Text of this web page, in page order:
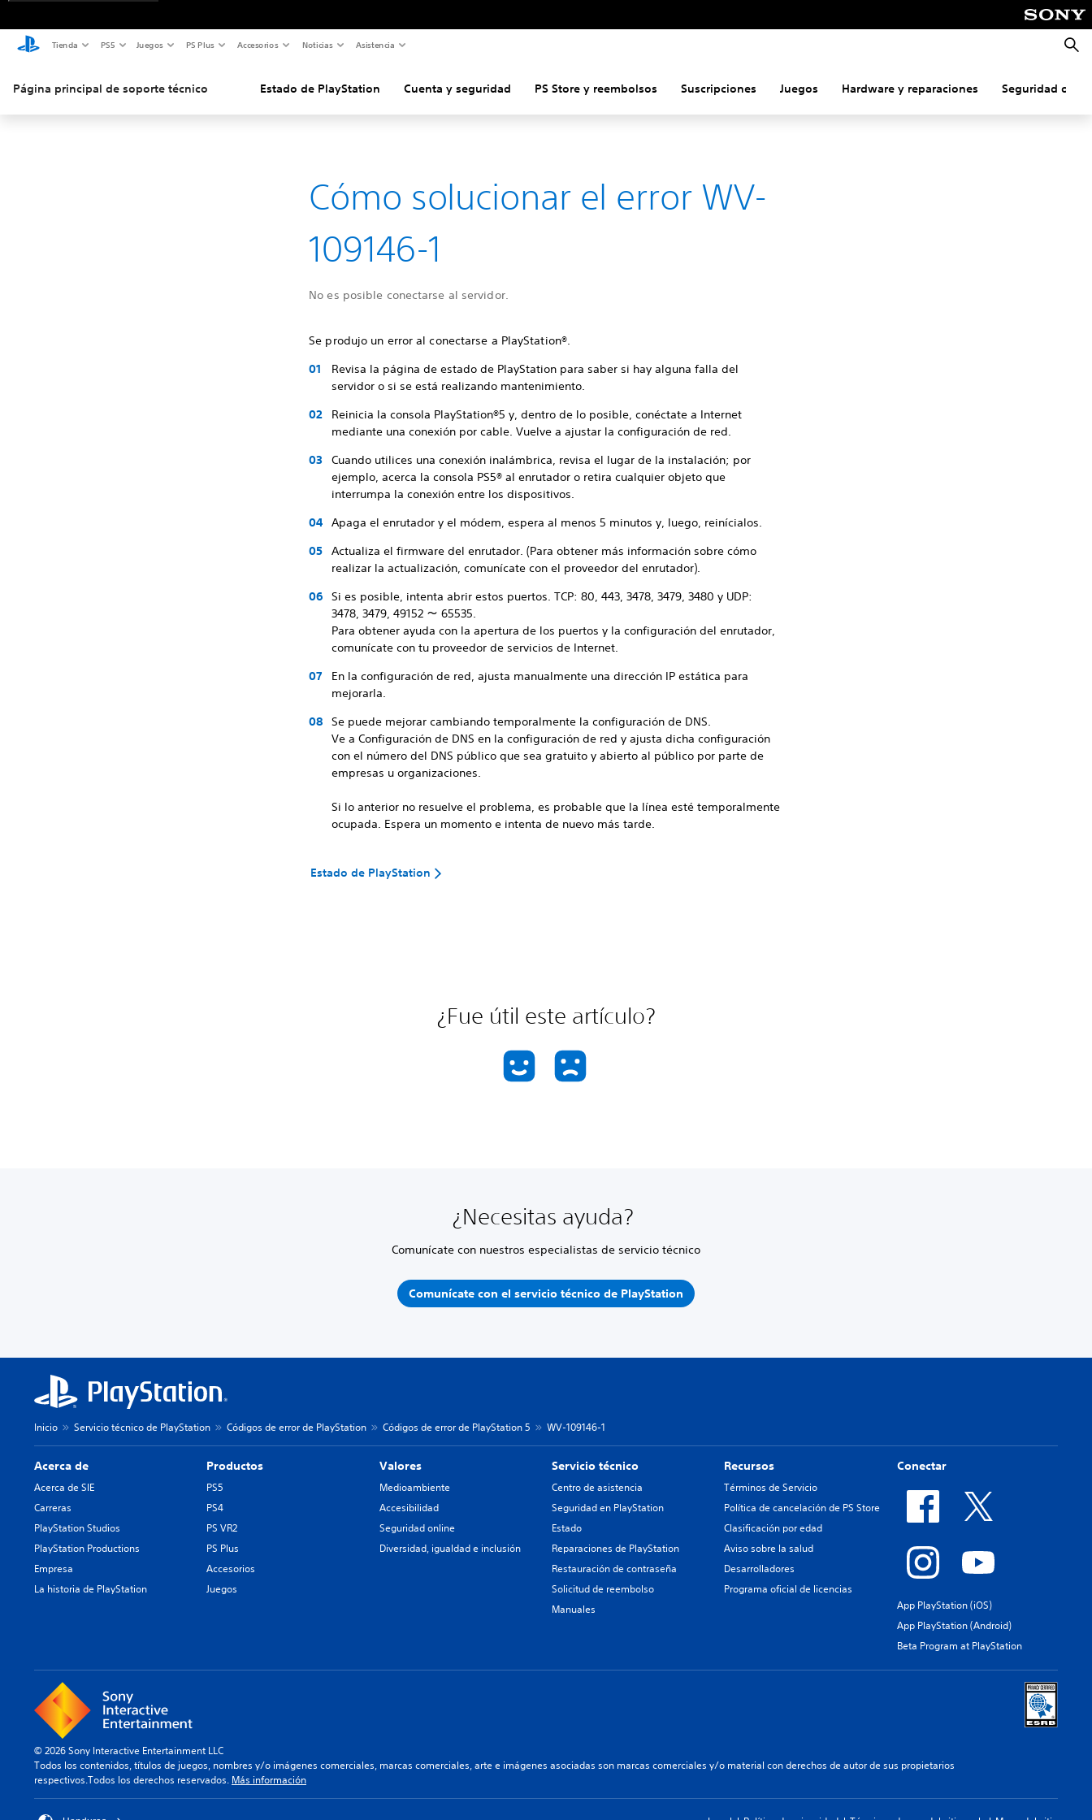
Tienda PS5 Juegos PS Plus Accesorios Noticias Asistencia
Página principal de soporte técnico Estado de PlayStation Cuenta y seguridad PS Store y reembolsos Suscripciones Juegos Hardware y reparaciones Seguridad
Cómo solucionar el error WV-
109146-1
No es posible conectarse al servidor.
Se produjo un error al conectarse a PlayStation®.
Revisa la página de estado de PlayStation para saber si hay alguna falla del
servidor o si se está realizando mantenimiento.
Reinicia la consola PlayStation®5 y, dentro de lo posible, conéctate a Internet
mediante una conexión por cable. Vuelve a ajustar la configuración de red.
Cuando utilices una conexión inalámbrica, revisa el lugar de la instalación; por
ejemplo, acerca la consola PS5® al enrutador o retira cualquier objeto que
interrumpa la conexión entre los dispositivos.
Apaga el enrutador y el módem, espera al menos 5 minutos y, luego, reinícialos.
Actualiza el firmware del enrutador. (Para obtener más información sobre cómo
realizar la actualización, comunícate con el proveedor del enrutador).
Si es posible, intenta abrir estos puertos. TCP: 80, 443, 3478, 3479, 3480 y UDP:
3478, 3479, 49152 ～ 65535.
Para obtener ayuda con la apertura de los puertos y la configuración del enrutador,
comunícate con tu proveedor de servicios de Internet.
En la configuración de red, ajusta manualmente una dirección IP estática para
mejorarla.
Se puede mejorar cambiando temporalmente la configuración de DNS.
Ve a Configuración de DNS en la configuración de red y ajusta dicha configuración
con el número del DNS público que sea gratuito y abierto al público por parte de
empresas u organizaciones.
Si lo anterior no resuelve el problema, es probable que la línea esté temporalmente
ocupada. Espera un momento e intenta de nuevo más tarde.
Estado de PlayStation
¿Fue útil este artículo?
¿Necesitas ayuda?
Comunícate con nuestros especialistas de servicio técnico
Comunícate con el servicio técnico de PlayStation
Inicio Servicio técnico de PlayStation Códigos de error de PlayStation Códigos de error de PlayStation 5 WV-109146-1
Acerca de
Acerca de SIE
Carreras
PlayStation Studios
PlayStation Productions
Empresa
La historia de PlayStation
Productos
PS5
PS4
PS VR2
PS Plus
Accesorios
Juegos
Valores
Medioambiente
Accesibilidad
Seguridad online
Diversidad, igualdad e inclusión
Servicio técnico
Centro de asistencia
Seguridad en PlayStation
Estado
Reparaciones de PlayStation
Restauración de contraseña
Solicitud de reembolso
Manuales
Recursos
Términos de Servicio
Política de cancelación de PS Store
Clasificación por edad
Aviso sobre la salud
Desarrolladores
Programa oficial de licencias
Conectar
App PlayStation (iOS)
App PlayStation (Android)
Beta Program at PlayStation
© 2026 Sony Interactive Entertainment LLC
Todos los contenidos, títulos de juegos, nombres y/o imágenes comerciales, marcas comerciales, arte e imágenes asociadas son marcas comerciales y/o material con derechos de autor de sus propietarios
respectivos.Todos los derechos reservados. Más información